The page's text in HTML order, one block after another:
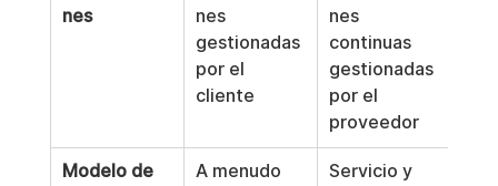
nes
nes
gestionadas
por el
cliente
nes
continuas
gestionadas
por el
proveedor
Modelo de
A menudo
Servicio y